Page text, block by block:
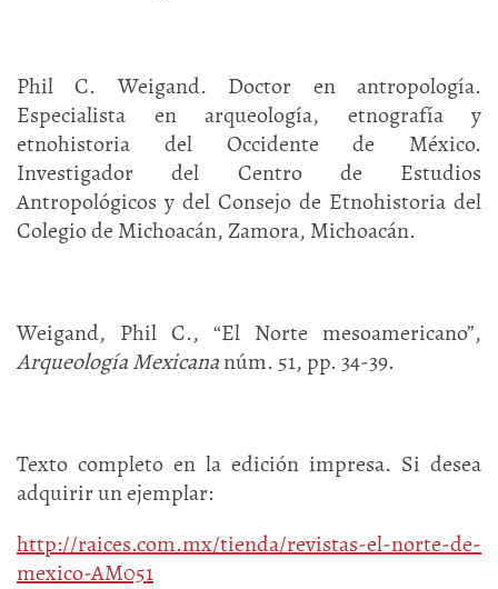
Phil C. Weigand. Doctor en antropología.
Especialista en arqueología, etnografía y
etnohistoria del Occidente de México.
Investigador del Centro de Estudios
Antropológicos y del Consejo de Etnohistoria del
Colegio de Michoacán, Zamora, Michoacán.
Weigand, Phil C., “El Norte mesoamericano”,
Arqueología Mexicananúm. 51, pp. 34-39.
Texto completo en la edición impresa. Si desea
adquirir un ejemplar:
http://raices.com.mx/tienda/revistas-el-norte-de-
mexico-AM051